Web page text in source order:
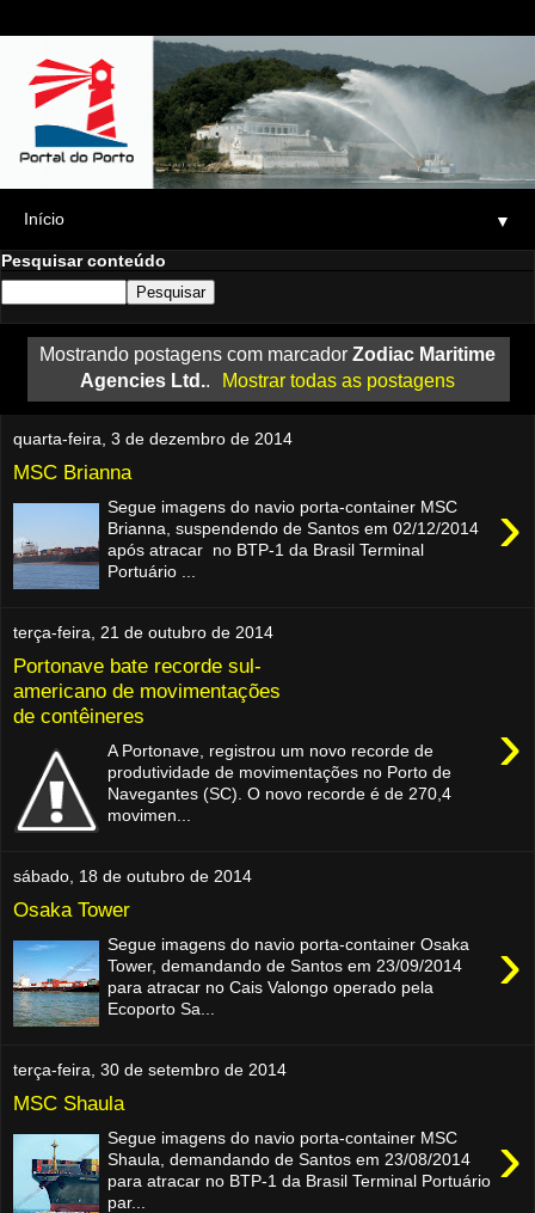
▼
Pesquisar conteúdo
Mostrando postagens com marcador Zodiac Maritime
Agencies Ltd.. Mostrar todas as postagens
quarta-feira, 3 de dezembro de 2014
MSC Brianna
›
Segue imagens do navio porta-container MSC
Brianna, suspendendo de Santos em 02/12/2014
após atracar no BTP-1 da Brasil Terminal
Portuário ...
terça-feira, 21 de outubro de 2014
Portonave bate recorde sul-
americano de movimentações
de contêineres
›
A Portonave, registrou um novo recorde de
produtividade de movimentações no Porto de
Navegantes (SC). O novo recorde é de 270,4
movimen...
sábado, 18 de outubro de 2014
Osaka Tower
›
Segue imagens do navio porta-container Osaka
Tower, demandando de Santos em 23/09/2014
para atracar no Cais Valongo operado pela
Ecoporto Sa...
terça-feira, 30 de setembro de 2014
MSC Shaula
›
Segue imagens do navio porta-container MSC
Shaula, demandando de Santos em 23/08/2014
para atracar no BTP-1 da Brasil Terminal Portuário
par...